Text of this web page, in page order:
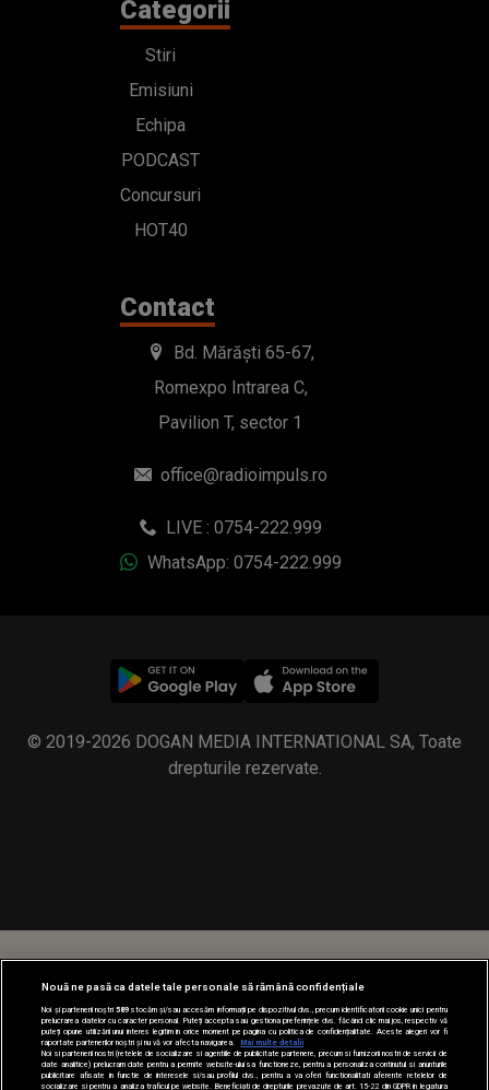
Categorii
Stiri
Emisiuni
Echipa
PODCAST
Concursuri
HOT40
Contact
Bd. Mărăști 65-67,
Romexpo Intrarea C,
Pavilion T, sector 1
office@radioimpuls.ro
LIVE : 0754-222.999
WhatsApp: 0754-222.999
© 2019-2026 DOGAN MEDIA INTERNATIONAL SA, Toate
drepturile rezervate.
Nouă ne pasă ca datele tale personale să rămână confidențiale
Noi și partenerii noștri589stocăm și/sau accesăm informații pe dispozitivul dvs., precum identificatorii cookie unici pentru
prelucrarea datelor cu caracter personal. Puteți accepta sau gestiona preferințele dvs. făcând clic mai jos, respectiv vă
puteți opune utilizării unui interes legitim în orice moment pe pagina cu politica de confidențialitate. Aceste alegeri vor fi
raportate partenerilor noștri și nu vă vor afecta navigarea.
Mai multe detalii
Noi si partenerii nostri (retelele de socializare si agentiile de publicitate partenere, precum si furnizorii nostri de servicii de
date analitice) prelucram date pentru a permite website-ului sa functioneze, pentru a personaliza continutul si anunturile
publicitare afisate in functie de interesele si/sau profilul dvs., pentru a va oferi functionalitati aferente retelelor de
socializare si pentru a analiza traficul pe website. Beneficiati de drepturile prevazute de art. 15-22 din GDPR in legatura